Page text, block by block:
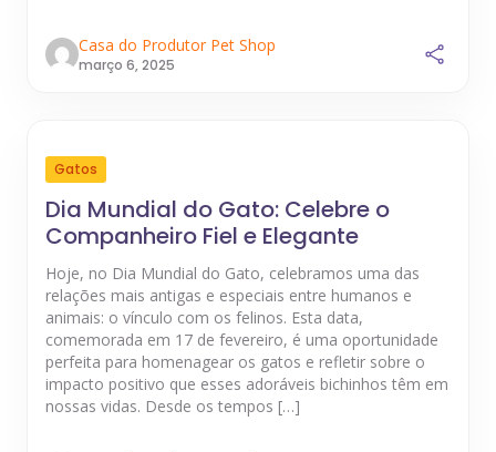
Casa do Produtor Pet Shop
março 6, 2025
Gatos
Dia Mundial do Gato: Celebre o
Companheiro Fiel e Elegante
Hoje, no Dia Mundial do Gato, celebramos uma das
relações mais antigas e especiais entre humanos e
animais: o vínculo com os felinos. Esta data,
comemorada em 17 de fevereiro, é uma oportunidade
perfeita para homenagear os gatos e refletir sobre o
impacto positivo que esses adoráveis bichinhos têm em
nossas vidas. Desde os tempos […]